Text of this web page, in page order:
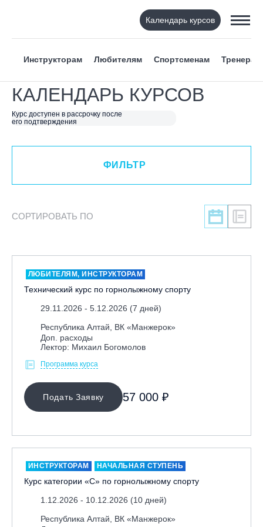
Календарь курсов
Инструкторам Любителям Спортсменам Тренерам
КАЛЕНДАРЬ КУРСОВ
Курс доступен в рассрочку после
его подтверждения
ФИЛЬТР
ВИД СПОРТА
Я ХОЧУ
КАТЕГОРИЯ
ЛЕКТОР
МЕСТО ПРОВЕДЕНИЯ
Байкальск, ГЛЦ «Гора Соболиная»
Вологодская обл., ГЛК "Ципина гора"
Грузия, ГК «Гудаури»
Дистанционно
Екатеринбург, ГЛЦ «Уктус»
Ижевск, КАО «Нечкино»
ФИЛЬТР
СОРТИРОВАТЬ ПО
ЛЮБИТЕЛЯМ, ИНСТРУКТОРАМ
Технический курс по горнолыжному спорту
29.11.2026 - 5.12.2026 (7 дней)
Республика Алтай, ВК «Манжерок»
Доп. расходы
Лектор: Михаил Богомолов
Программа курса
Подать Заявку 57 000 ₽
ИНСТРУКТОРАМ НАЧАЛЬНАЯ СТУПЕНЬ
Курс категории «С» по горнолыжному спорту
1.12.2026 - 10.12.2026 (10 дней)
Республика Алтай, ВК «Манжерок»